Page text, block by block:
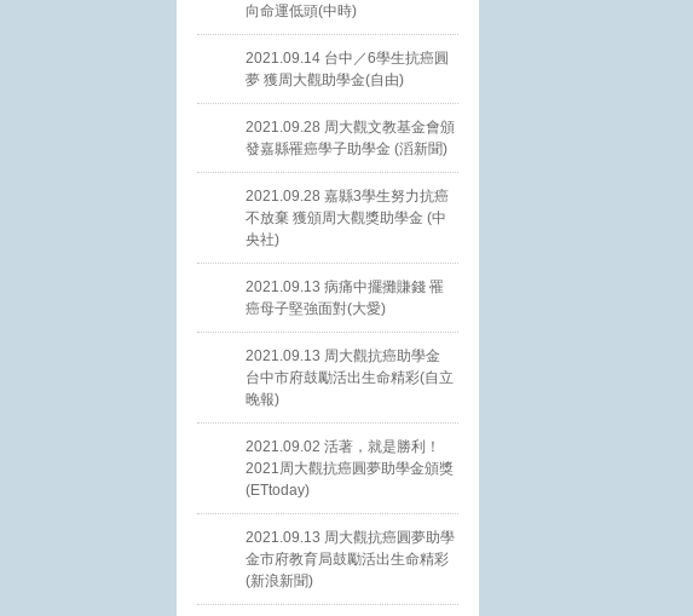
向命運低頭(中時)
2021.09.14 台中／6學生抗癌圓
夢 獲周大觀助學金(自由)
2021.09.28 周大觀文教基金會頒
發嘉縣罹癌學子助學金 (滔新聞)
2021.09.28 嘉縣3學生努力抗癌
不放棄 獲頒周大觀獎助學金 (中
央社)
2021.09.13 病痛中擺攤賺錢 罹
癌母子堅強面對(大愛)
2021.09.13 周大觀抗癌助學金
台中市府鼓勵活出生命精彩(自立
晚報)
2021.09.02 活著，就是勝利！
2021周大觀抗癌圓夢助學金頒獎
(ETtoday)
2021.09.13 周大觀抗癌圓夢助學
金市府教育局鼓勵活出生命精彩
(新浪新聞)